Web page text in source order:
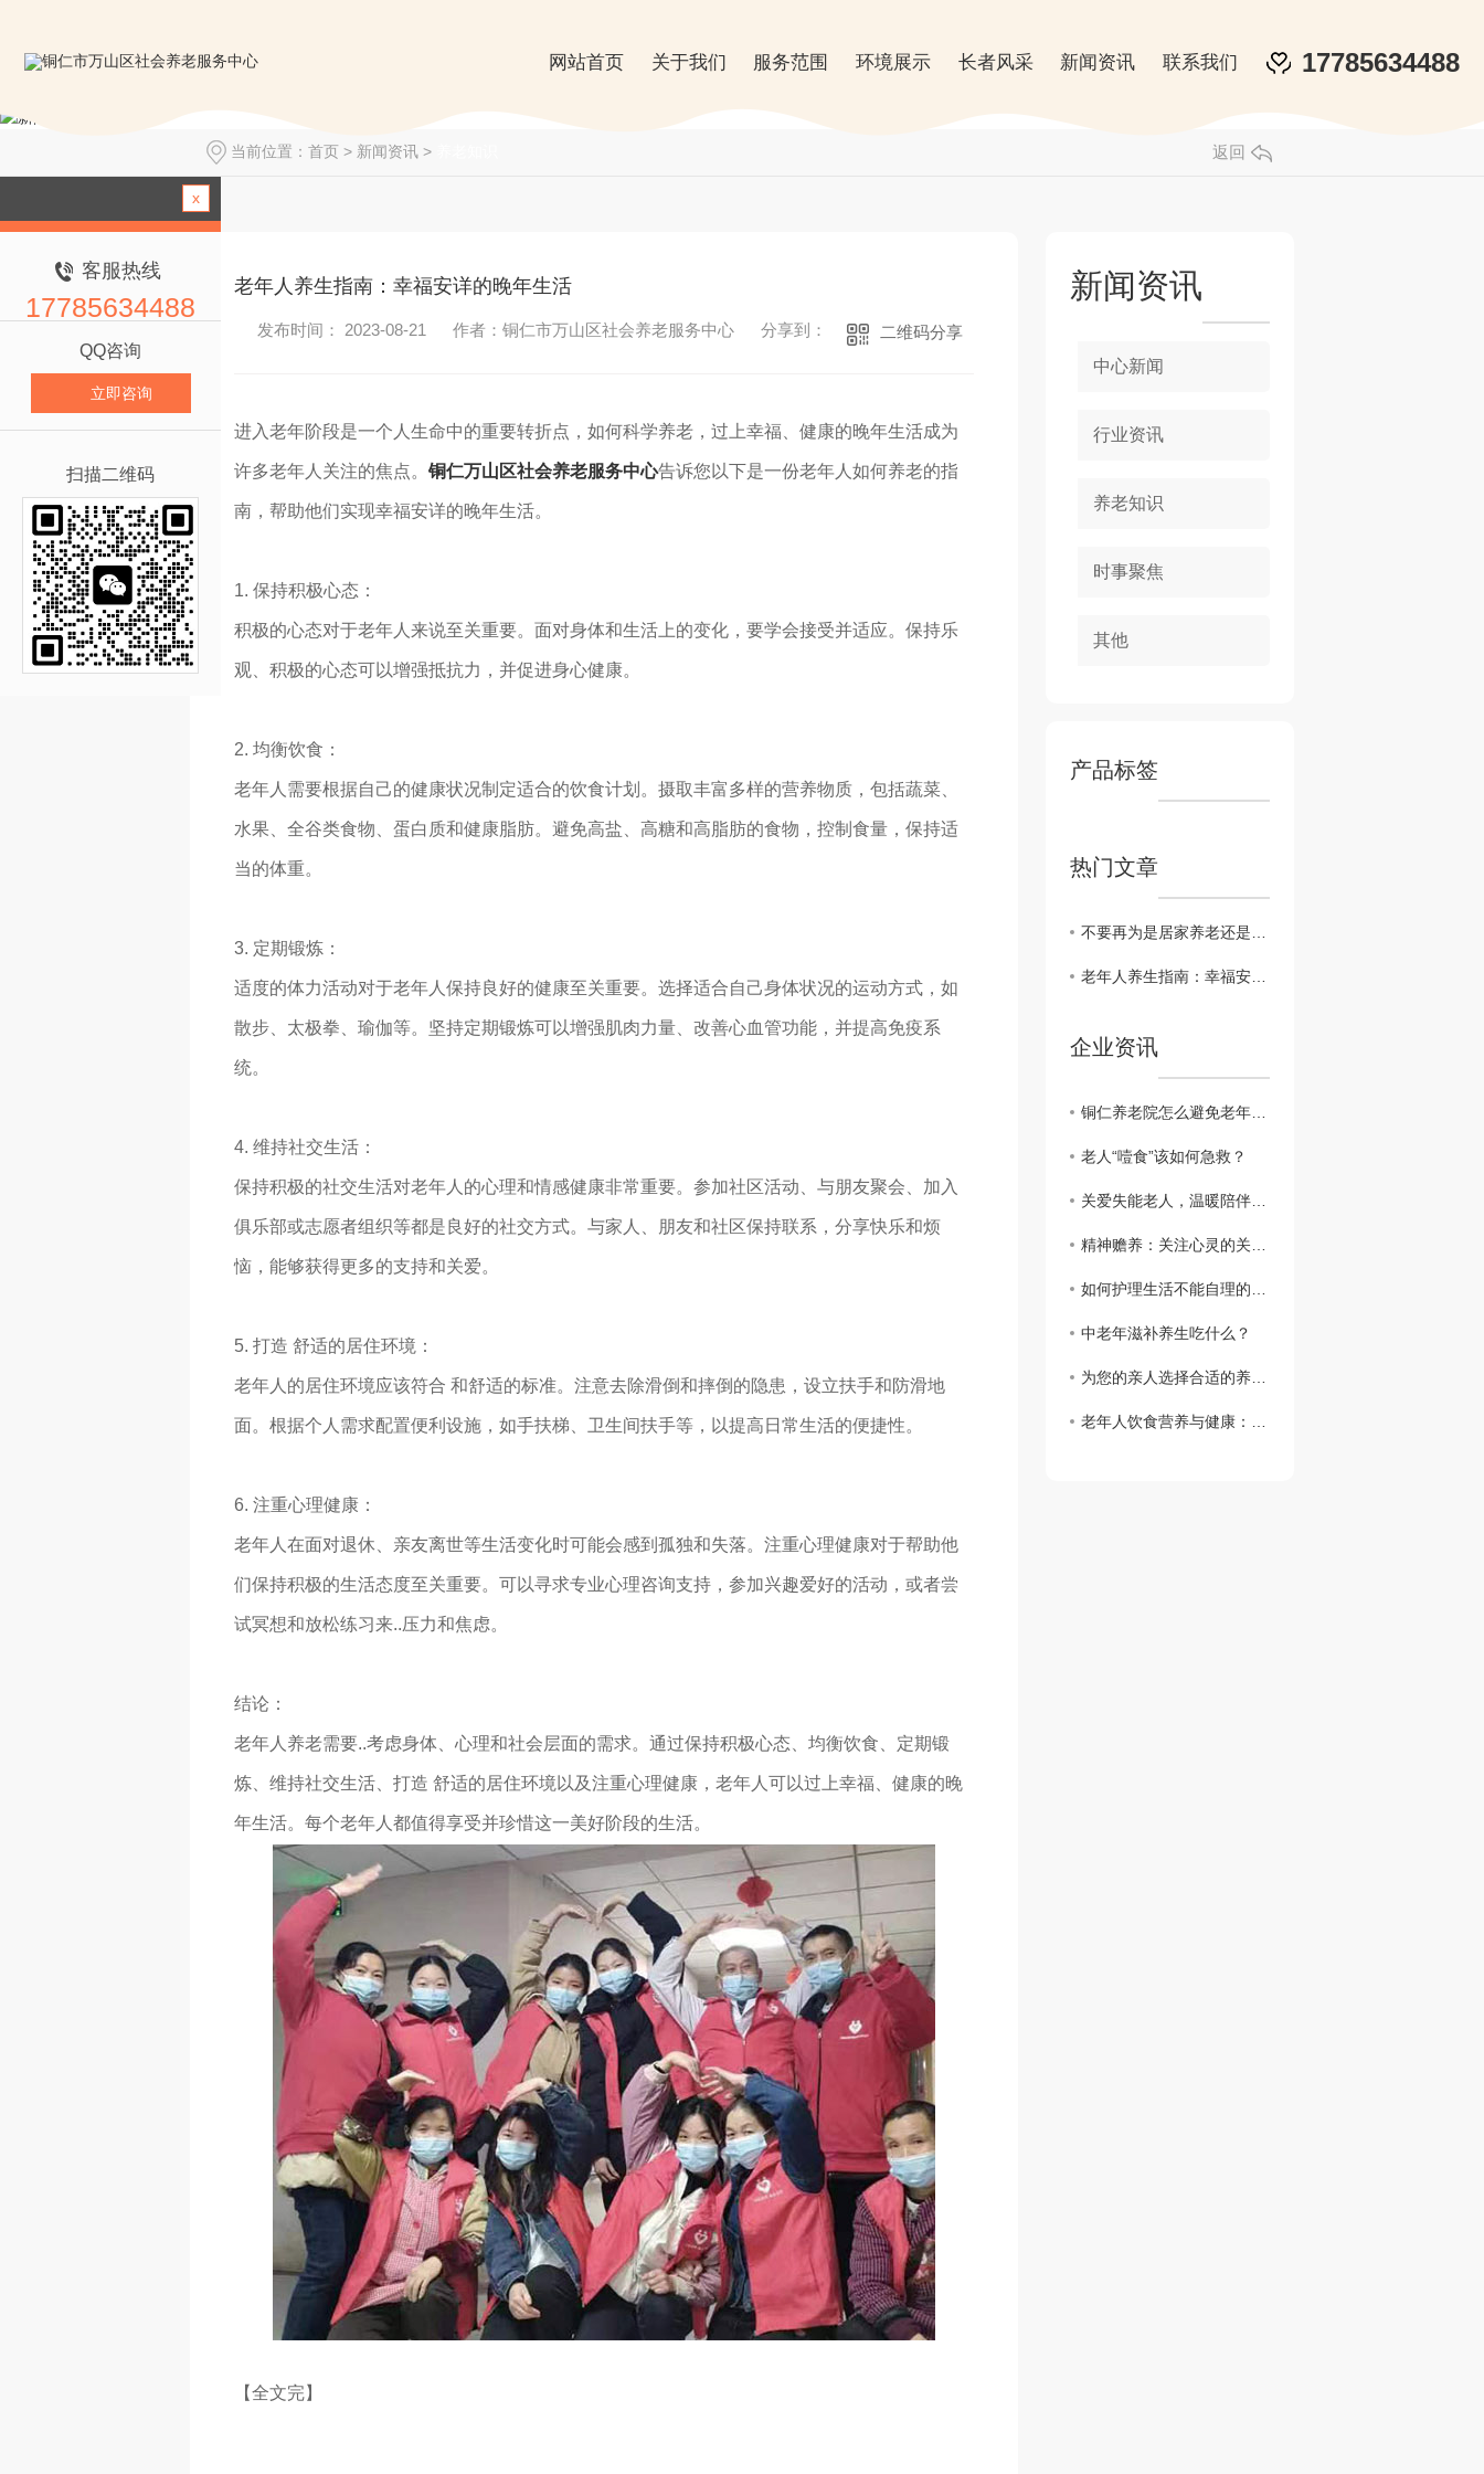
网站首页 关于我们 服务范围 环境展示 长者风采 新闻资讯 联系我们 17785634488
当前位置： 首页 > 新闻资讯 > 返回
老年人养生指南：幸福安详的晚年生活
发布时间： 2023-08-21 作者：铜仁市万山区社会养老服务中心 分享到： 二维码分享
进入老年阶段是一个人生命中的重要转折点，如何科学养老，过上幸福、健康的晚年生活成为
许多老年人关注的焦点。 铜仁万山区社会养老服务中心告诉您以下是一份老年人如何养老的指
南，帮助他们实现幸福安详的晚年生活。
1. 保持积极心态：
积极的心态对于老年人来说至关重要。面对身体和生活上的变化，要学会接受并适应。保持乐
观、积极的心态可以增强抵抗力，并促进身心健康。
2. 均衡饮食：
老年人需要根据自己的健康状况制定适合的饮食计划。摄取丰富多样的营养物质，包括蔬菜、
水果、全谷类食物、蛋白质和健康脂肪。避免高盐、高糖和高脂肪的食物，控制食量，保持适
当的体重。
3. 定期锻炼：
适度的体力活动对于老年人保持良好的健康至关重要。选择适合自己身体状况的运动方式，如
散步、太极拳、瑜伽等。坚持定期锻炼可以增强肌肉力量、改善心血管功能，并提高免疫系
统。
4. 维持社交生活：
保持积极的社交生活对老年人的心理和情感健康非常重要。参加社区活动、与朋友聚会、加入
俱乐部或志愿者组织等都是良好的社交方式。与家人、朋友和社区保持联系，分享快乐和烦
恼，能够获得更多的支持和关爱。
5. 打造 舒适的居住环境：
老年人的居住环境应该符合 和舒适的标准。注意去除滑倒和摔倒的隐患，设立扶手和防滑地
面。根据个人需求配置便利设施，如手扶梯、卫生间扶手等，以提高日常生活的便捷性。
6. 注重心理健康：
老年人在面对退休、亲友离世等生活变化时可能会感到孤独和失落。注重心理健康对于帮助他
们保持积极的生活态度至关重要。可以寻求专业心理咨询支持，参加兴趣爱好的活动，或者尝
试冥想和放松练习来..压力和焦虑。
结论：
老年人养老需要..考虑身体、心理和社会层面的需求。通过保持积极心态、均衡饮食、定期锻
炼、维持社交生活、打造 舒适的居住环境以及注重心理健康，老年人可以过上幸福、健康的晚
年生活。每个老年人都值得享受并珍惜这一美好阶段的生活。
【全文完】
新闻资讯
中心新闻
行业资讯
养老知识
时事聚焦
其他
产品标签
热门文章
不要再为是居家养老还是机构养老而犯难
老年人养生指南：幸福安详的晚年生活
企业资讯
铜仁养老院怎么避免老年人的孤单？
老人“噎食”该如何急救？
关爱失能老人，温暖陪伴从细节开始
精神赡养：关注心灵的关怀与支持
如何护理生活不能自理的老人
中老年滋补养生吃什么？
为您的亲人选择合适的养老院
老年人饮食营养与健康：关注健康长寿的呵护
x
客服热线
17785634488
QQ咨询
立即咨询
扫描二维码